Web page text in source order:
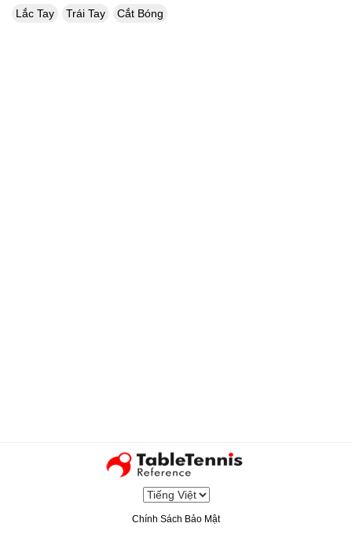
Lắc Tay
Trái Tay Cắt Bóng
Chính Sách Bảo Mật